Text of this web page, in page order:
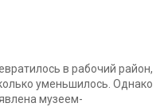
в рабочий район,
уменьшилось. Однако
музеем-